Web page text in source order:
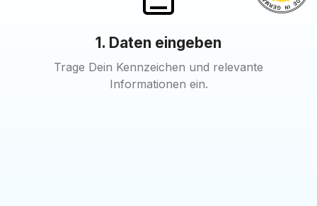
1. Daten eingeben
Trage Dein Kennzeichen und relevante
Informationen ein.